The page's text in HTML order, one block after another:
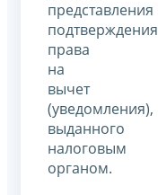
представления
подтверждения
права
на
вычет
(уведомления),
выданного
налоговым
органом.